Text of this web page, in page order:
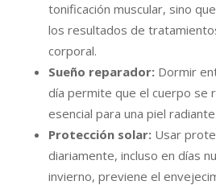
tonificación muscular, sino
los resultados de
corporal.
Sueño reparador:Dormir
día permite que el cuerpo se
esencial para una piel
Protección solar:Usar
diariamente, incluso en días
invierno, previene el